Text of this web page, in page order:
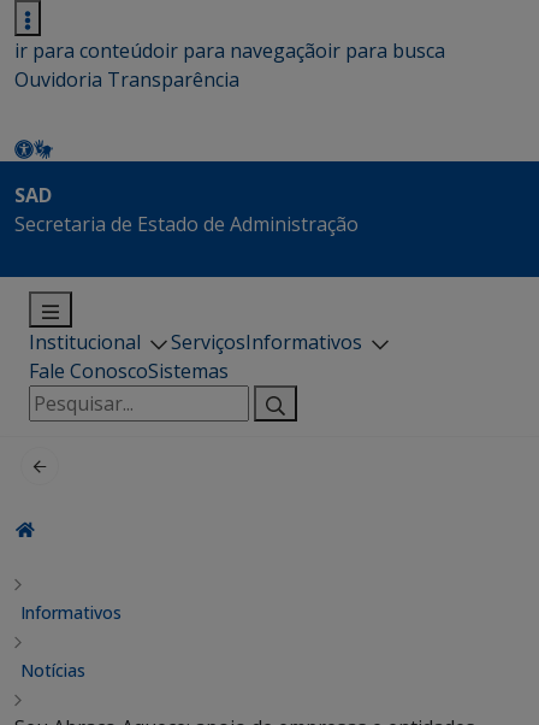
ir para conteúdoir para navegaçãoir para busca
Ouvidoria Transparência
SAD
Secretaria de Estado de Administração
Institucional ServiçosInformativos
Fale ConoscoSistemas
Pesquisar
por:
Informativos
Notícias